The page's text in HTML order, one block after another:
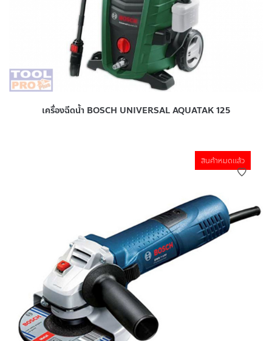
เครื่องฉีดน้ำ BOSCH UNIVERSAL AQUATAK 125
สินค้าหมดแล้ว